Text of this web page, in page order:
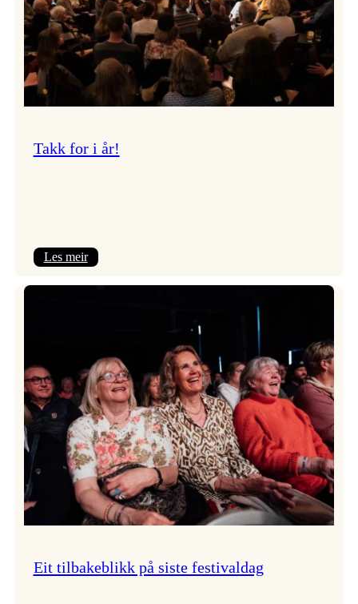
Takk for i år!
Les meir:
Eit tilbakeblikk på siste festivaldag